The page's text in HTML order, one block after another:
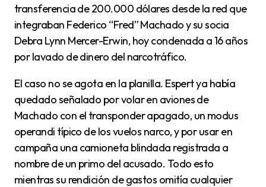
transferencia de 200.000 dólares desde la red que
integraban Federico “Fred” Machado y su socia
Debra Lynn Mercer-Erwin, hoy condenada a 16 años
por lavado de dinero del narcotráfico.
El caso no se agota en la planilla. Espert ya había
quedado señalado por volar en aviones de
Machado con el transponder apagado, un modus
operandi típico de los vuelos narco, y por usar en
campaña una camioneta blindada registrada a
nombre de un primo del acusado. Todo esto
mientras su rendición de gastos omitía cualquier